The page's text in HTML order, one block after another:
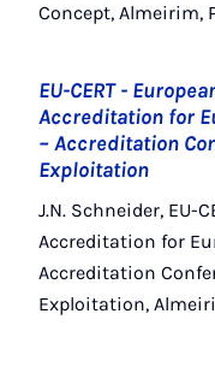
Concept, Almeirim,
EU-CERT -
Accreditation for
– Accreditation
Exploitation
J.N. Schneider, EU-
Accreditation for
Accreditation
Exploitation,